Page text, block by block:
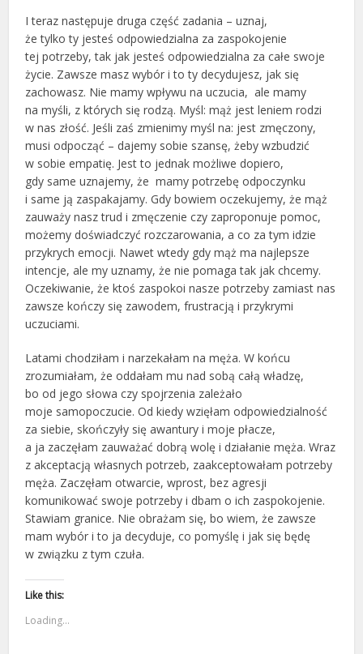
I teraz następuje druga część zadania – uznaj,
że tylko ty jesteś odpowiedzialna za zaspokojenie
tej potrzeby, tak jak jesteś odpowiedzialna za całe swoje
życie. Zawsze masz wybór i to ty decydujesz, jak się
zachowasz. Nie mamy wpływu na uczucia, ale mamy
na myśli, z których się rodzą. Myśl: mąż jest leniem rodzi
w nas złość. Jeśli zaś zmienimy myśl na: jest zmęczony,
musi odpocząć – dajemy sobie szansę, żeby wzbudzić
w sobie empatię. Jest to jednak możliwe dopiero,
gdy same uznajemy, że mamy potrzebę odpoczynku
i same ją zaspakajamy. Gdy bowiem oczekujemy, że mąż
zauważy nasz trud i zmęczenie czy zaproponuje pomoc,
możemy doświadczyć rozczarowania, a co za tym idzie
przykrych emocji. Nawet wtedy gdy mąż ma najlepsze
intencje, ale my uznamy, że nie pomaga tak jak chcemy.
Oczekiwanie, że ktoś zaspokoi nasze potrzeby zamiast nas
zawsze kończy się zawodem, frustracją i przykrymi
uczuciami.
Latami chodziłam i narzekałam na męża. W końcu
zrozumiałam, że oddałam mu nad sobą całą władzę,
bo od jego słowa czy spojrzenia zależało
moje samopoczucie. Od kiedy wzięłam odpowiedzialność
za siebie, skończyły się awantury i moje płacze,
a ja zaczęłam zauważać dobrą wolę i działanie męża. Wraz
z akceptacją własnych potrzeb, zaakceptowałam potrzeby
męża. Zaczęłam otwarcie, wprost, bez agresji
komunikować swoje potrzeby i dbam o ich zaspokojenie.
Stawiam granice. Nie obrażam się, bo wiem, że zawsze
mam wybór i to ja decyduje, co pomyślę i jak się będę
w związku z tym czuła.
Like this:
Loading...